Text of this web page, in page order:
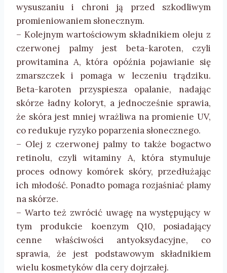
wysuszaniu i chroni ją przed szkodliwym
promieniowaniem słonecznym.
– Kolejnym wartościowym składnikiem oleju z
czerwonej palmy jest beta-karoten, czyli
prowitamina A, która opóźnia pojawianie się
zmarszczek i pomaga w leczeniu trądziku.
Beta-karoten przyspiesza opalanie, nadając
skórze ładny koloryt, a jednocześnie sprawia,
że skóra jest mniej wrażliwa na promienie UV,
co redukuje ryzyko poparzenia słonecznego.
– Olej z czerwonej palmy to także bogactwo
retinolu, czyli witaminy A, która stymuluje
proces odnowy komórek skóry, przedłużając
ich młodość. Ponadto pomaga rozjaśniać plamy
na skórze.
– Warto też zwrócić uwagę na występujący w
tym produkcie koenzym Q10, posiadający
cenne właściwości antyoksydacyjne, co
sprawia, że jest podstawowym składnikiem
wielu kosmetyków dla cery dojrzałej.